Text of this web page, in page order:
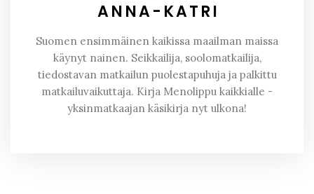
ANNA-KATRI
Suomen ensimmäinen kaikissa maailman maissa
käynyt nainen. Seikkailija, soolomatkailija,
tiedostavan matkailun puolestapuhuja ja palkittu
matkailuvaikuttaja. Kirja Menolippu kaikkialle -
yksinmatkaajan käsikirja nyt ulkona!